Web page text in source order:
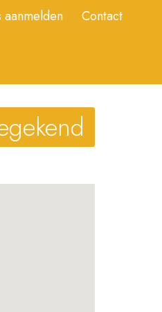
aanmelden Contact